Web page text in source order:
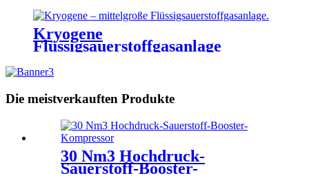
Kryogene
Flüssigsauerstoffgasanlage
Flüssigstickstoffanlage
Die meistverkauften Produkte
30 Nm3 Hochdruck-
Sauerstoff-Booster-